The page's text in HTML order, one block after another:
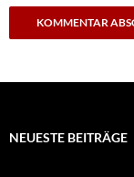
NEUESTE BEITRÄGE